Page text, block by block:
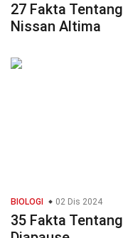
27 Fakta Tentang
Nissan Altima
BIOLOGI 02 Dis 2024
35 Fakta Tentang